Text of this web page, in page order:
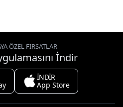
ÖZEL FIRSATLAR
İndir
İNDİR
App Store